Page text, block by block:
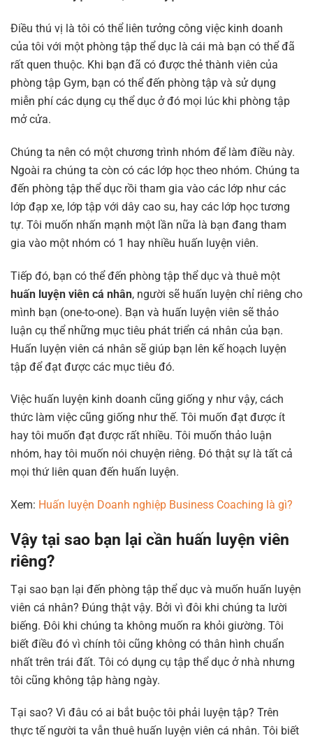
Điều thú vị là tôi có thể liên tưởng công việc kinh doanh
của tôi với một phòng tập thể dục là cái mà bạn có thể đã
rất quen thuộc. Khi bạn đã có được thẻ thành viên của
phòng tập Gym, bạn có thể đến phòng tập và sử dụng
miễn phí các dụng cụ thể dục ở đó mọi lúc khi phòng tập
mở cửa.
Chúng ta nên có một chương trình nhóm để làm điều này.
Ngoài ra chúng ta còn có các lớp học theo nhóm. Chúng ta
đến phòng tập thể dục rồi tham gia vào các lớp như các
lớp đạp xe, lớp tập với dây cao su, hay các lớp học tương
tự. Tôi muốn nhấn mạnh một lần nữa là bạn đang tham
gia vào một nhóm có 1 hay nhiều huấn luyện viên.
Tiếp đó, bạn có thể đến phòng tập thể dục và thuê một
huấn luyện viên cá nhân, người sẽ huấn luyện chỉ riêng cho
mình bạn (one-to-one). Bạn và huấn luyện viên sẽ thảo
luận cụ thể những mục tiêu phát triển cá nhân của bạn.
Huấn luyện viên cá nhân sẽ giúp bạn lên kế hoạch luyện
tập để đạt được các mục tiêu đó.
Việc huấn luyện kinh doanh cũng giống y như vậy, cách
thức làm việc cũng giống như thế. Tôi muốn đạt được ít
hay tôi muốn đạt được rất nhiều. Tôi muốn thảo luận
nhóm, hay tôi muốn nói chuyện riêng. Đó thật sự là tất cả
mọi thứ liên quan đến huấn luyện.
Xem: Huấn luyện Doanh nghiệp Business Coaching là gì?
Vậy tại sao bạn lại cần huấn luyện viên
riêng?
Tại sao bạn lại đến phòng tập thể dục và muốn huấn luyện
viên cá nhân? Đúng thật vậy. Bởi vì đôi khi chúng ta lười
biếng. Đôi khi chúng ta không muốn ra khỏi giường. Tôi
biết điều đó vì chính tôi cũng không có thân hình chuẩn
nhất trên trái đất. Tôi có dụng cụ tập thể dục ở nhà nhưng
tôi cũng không tập hàng ngày.
Tại sao? Vì đâu có ai bắt buộc tôi phải luyện tập? Trên
thực tế người ta vẫn thuê huấn luyện viên cá nhân. Tôi biết